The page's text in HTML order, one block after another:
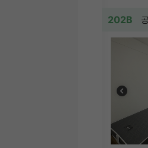
202B